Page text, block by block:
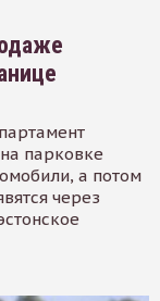
парковке
а потом
через